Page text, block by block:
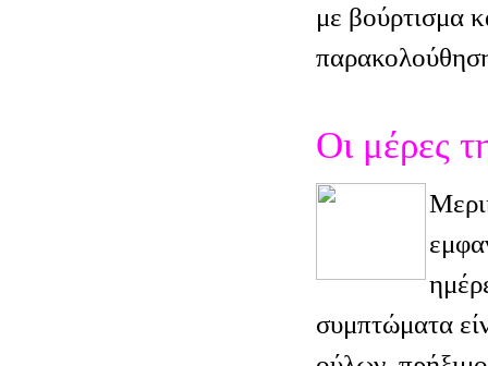
με βούρτισμα
Οι μέρες
συμπτώματα